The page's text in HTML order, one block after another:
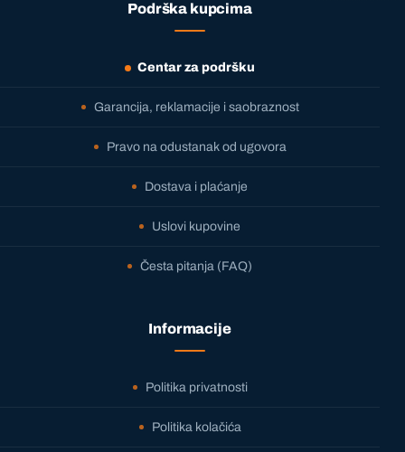
Podrška kupcima
Centar za podršku
Garancija, reklamacije i saobraznost
Pravo na odustanak od ugovora
Dostava i plaćanje
Uslovi kupovine
Česta pitanja (FAQ)
Informacije
Politika privatnosti
Politika kolačića